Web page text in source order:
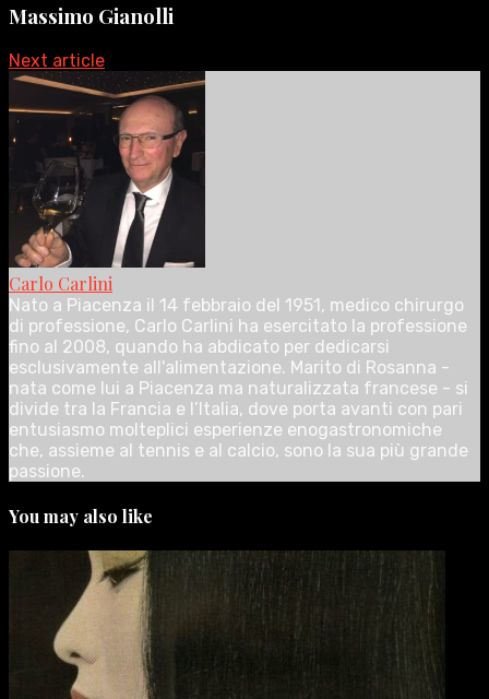
Massimo Gianolli
Next article
Carlo Carlini
Nato a Piacenza il 14 febbraio del 1951, medico chirurgo
di professione, Carlo Carlini ha esercitato la professione
fino al 2008, quando ha abdicato per dedicarsi
esclusivamente all'alimentazione. Marito di Rosanna -
nata come lui a Piacenza ma naturalizzata francese - si
divide tra la Francia e l’Italia, dove porta avanti con pari
entusiasmo molteplici esperienze enogastronomiche
che, assieme al tennis e al calcio, sono la sua più grande
passione.
You may also like